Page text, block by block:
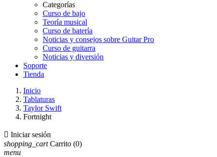
Categorías
Curso de bajo
Teoría musical
Curso de batería
Noticias y consejos sobre Guitar Pro
Curso de guitarra
Noticias y diversión
Soporte
Tienda
Inicio
Tablaturas
Taylor Swift
Fortnight
 Iniciar sesión
shopping_cart Carrito (0)
menu